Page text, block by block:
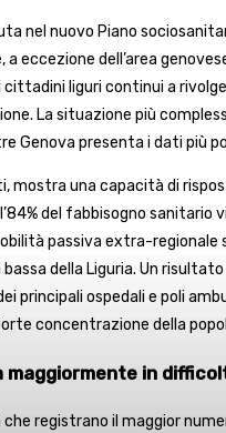
nel nuovo Piano
a eccezione dell’area
liguri continui a
La situazione più
Genova presenta i dati più
mostra una capacità di
del fabbisogno sanitario
passiva extra-regionale
della Liguria. Un
principali ospedali e poli
concentrazione della
maggiormente in
che registrano il maggior